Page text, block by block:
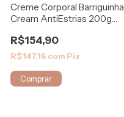
Creme Corporal Barriguinha
Cream AntiEstrias 200g
R$154,90
R$147,16 com Pix